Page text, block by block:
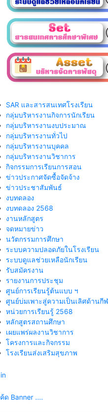
SAR และสารสนเทศโรงเรียน
กลุ่มบริหารงานกิจการนักเรียน
กลุ่มบริหารงานงบประมาณ
กลุ่มบริหารงานทั่วไป
กลุ่มบริหารงานบุคคล
กลุ่มบริหารงานวิชาการ
กิจกรรมการเรียนการสอน
ข่าวประกาศจัดซื้อจัดจ้าง
ข่าวประชาสัมพันธ์
งบทดลอง
งบทดลอง 2568
งานหลักสูตร
จดหมายข่าว
นวัตกรรมการศึกษา
ระบบความปลอดภัยในโรงเรียน
ระบบดูแลช่วยเหลือนักเรียน
รับสมัครงาน
รายงานการประชุม
ศูนย์การเรียนรู้ต้นแบบ ฯ
ศูนย์บ่มเพาะสู่ความเป็นเลิศด้านกี
หน่วยการเรียนรู้ 2568
หลักสูตรสถานศึกษา
เผยแพร่ผลงานวิชาการ
โครงการและกิจกรรม
โรงเรียนส่งเสริมสุขภาพ
ด Banner ....